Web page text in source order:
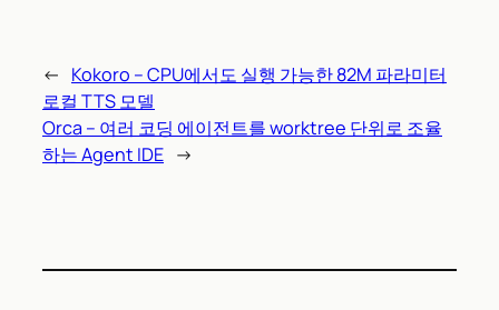
← Kokoro – CPU에서도 실행 가능한 82M 파라미터
로컬 TTS 모델
Orca – 여러 코딩 에이전트를 worktree 단위로 조율
하는 Agent IDE →